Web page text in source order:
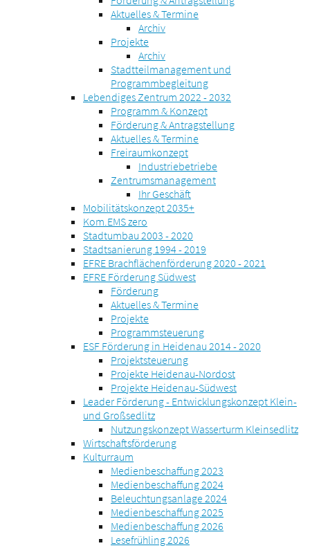
Aktuelles & Termine
Archiv
Projekte
Archiv
Stadtteilmanagement und
Programmbegleitung
Lebendiges Zentrum 2022 - 2032
Programm & Konzept
Förderung & Antragstellung
Aktuelles & Termine
Freiraumkonzept
Industriebetriebe
Zentrumsmanagement
Ihr Geschäft
Mobilitätskonzept 2035+
Kom.EMS zero
Stadtumbau 2003 - 2020
Stadtsanierung 1994 - 2019
EFRE Brachflächenförderung 2020 - 2021
EFRE Förderung Südwest
Förderung
Aktuelles & Termine
Projekte
Programmsteuerung
ESF Förderung in Heidenau 2014 - 2020
Projektsteuerung
Projekte Heidenau-Nordost
Projekte Heidenau-Südwest
Leader Förderung - Entwicklungskonzept Klein-
und Großsedlitz
Nutzungskonzept Wasserturm Kleinsedlitz
Wirtschaftsförderung
Kulturraum
Medienbeschaffung 2023
Medienbeschaffung 2024
Beleuchtungsanlage 2024
Medienbeschaffung 2025
Medienbeschaffung 2026
Lesefrühling 2026